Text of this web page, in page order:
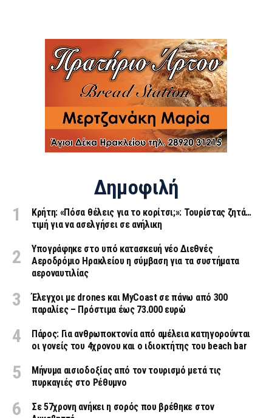
Δημοφιλή
Κρήτη: «Πόσα θέλεις για το κορίτσι;»: Τουρίστας ζητά…
τιμή για να ασελγήσει σε ανήλικη
Υπογράφηκε στο υπό κατασκευή νέο Διεθνές
Αεροδρόμιο Ηρακλείου η σύμβαση για τα συστήματα
αεροναυτιλίας
Έλεγχοι με drones και MyCoast σε πάνω από 300
παραλίες – Πρόστιμα έως 73.000 ευρώ
Πάρος: Για ανθρωποκτονία από αμέλεια κατηγορούνται
οι γονείς του 4χρονου και ο ιδιοκτήτης του beach bar
Μήνυμα αισιοδοξίας από τον τουρισμό μετά τις
πυρκαγιές στο Ρέθυμνο
Σε 57χρονη ανήκει η σορός που βρέθηκε στον